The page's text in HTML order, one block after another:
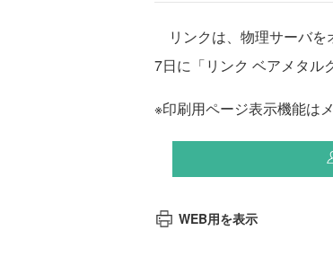
リンクは、物理サーバを
7日に「リンク ベアメタル
※印刷用ページ表示機能は
WEB用を表示